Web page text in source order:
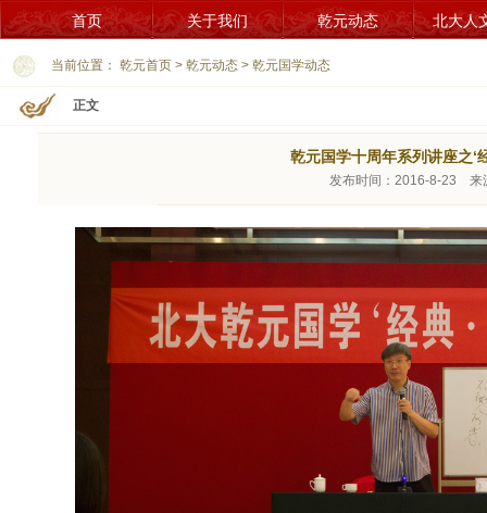
首页 关于我们 乾元动态 北大人
当前位置： 乾元首页 > 乾元动态 > 乾元国学动态
正文
乾元国学十周年系列讲座之‘
发布时间：2016-8-23 来